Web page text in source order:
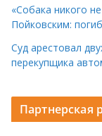
«Собака никого
Пойковским:
Суд арестовал
перекупщика
Партнерская